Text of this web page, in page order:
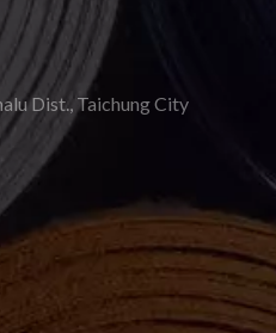
Dist., Taichung City